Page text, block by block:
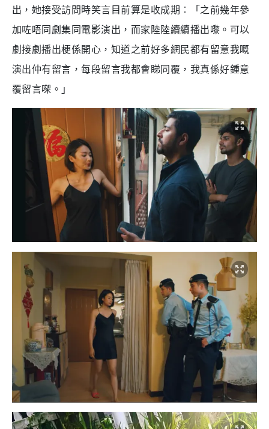
出，她接受訪問時笑言目前算是收成期︰「之前幾年參
加咗唔同劇集同電影演出，而家陸陸續續播出嚟。可以
劇接劇播出梗係開心，知道之前好多網民都有留意我嘅
演出仲有留言，每段留言我都會睇同覆，我真係好鍾意
覆留言㗎。」